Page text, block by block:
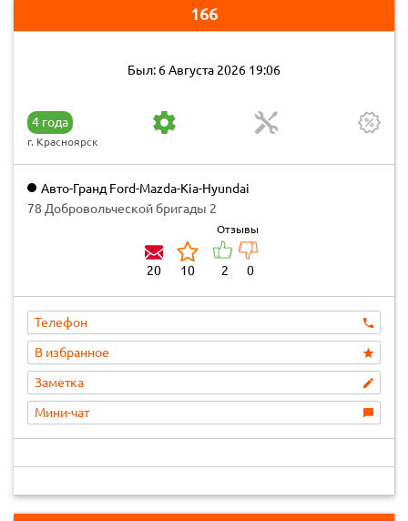
166
Был: 6 Августа 2026 19:06
4 года
г. Красноярск
Авто-Гранд Ford-Mazda-Kia-Hyundai
78 Добровольческой бригады 2
20 10
Отзывы
2 0
Телефон
В избранное
Заметка
Мини-чат